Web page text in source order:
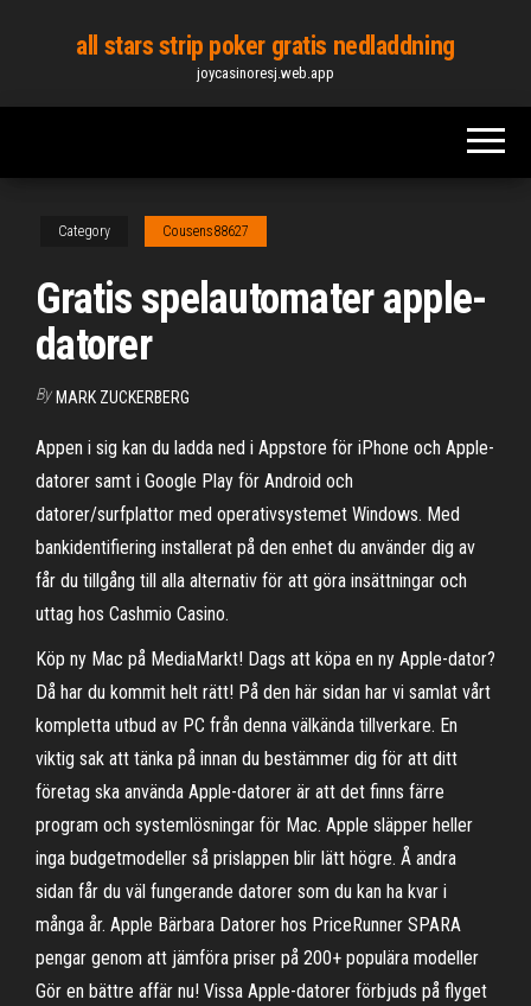
content
all stars strip poker gratis nedladdning
joycasinoresj.web.app
Category Cousens88627
Gratis spelautomater apple-
datorer
By MARK ZUCKERBERG
Appen i sig kan du ladda ned i Appstore för iPhone och Apple-
datorer samt i Google Play för Android och
datorer/surfplattor med operativsystemet Windows. Med
bankidentifiering installerat på den enhet du använder dig av
får du tillgång till alla alternativ för att göra insättningar och
uttag hos Cashmio Casino.
Köp ny Mac på MediaMarkt! Dags att köpa en ny Apple-dator?
Då har du kommit helt rätt! På den här sidan har vi samlat vårt
kompletta utbud av PC från denna välkända tillverkare. En
viktig sak att tänka på innan du bestämmer dig för att ditt
företag ska använda Apple-datorer är att det finns färre
program och systemlösningar för Mac. Apple släpper heller
inga budgetmodeller så prislappen blir lätt högre. Å andra
sidan får du väl fungerande datorer som du kan ha kvar i
många år. Apple Bärbara Datorer hos PriceRunner SPARA
pengar genom att jämföra priser på 200+ populära modeller
Gör en bättre affär nu! Vissa Apple-datorer förbjuds på flyget